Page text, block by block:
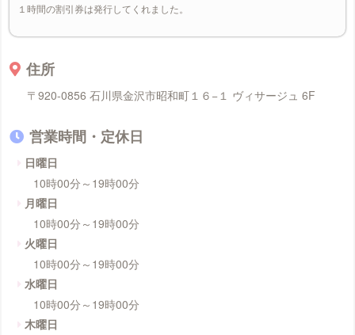
１時間の割引券は発行してくれました。
住所
〒920-0856 石川県金沢市昭和町１６−１ ヴィサージュ 6F
営業時間・定休日
日曜日
10時00分～19時00分
月曜日
10時00分～19時00分
火曜日
10時00分～19時00分
水曜日
10時00分～19時00分
木曜日